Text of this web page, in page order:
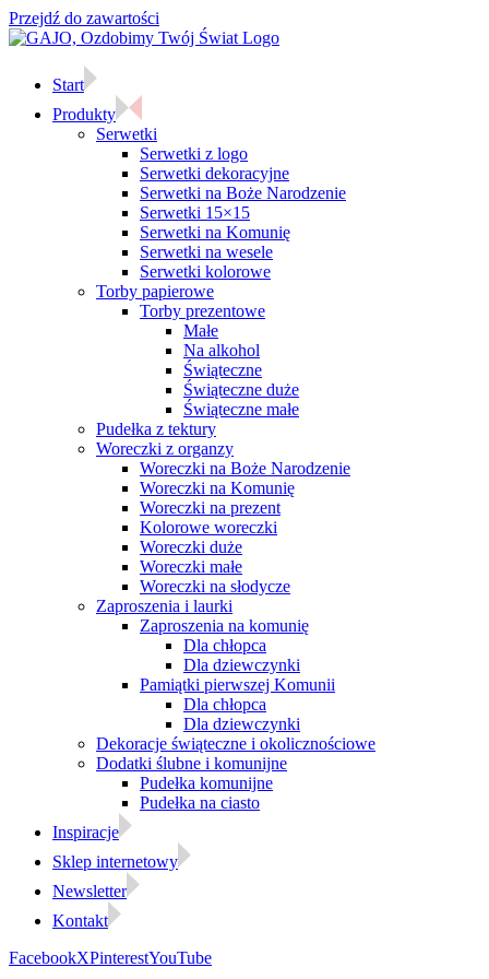
Przejdź do zawartości
Start
Produkty
Serwetki
Serwetki z logo
Serwetki dekoracyjne
Serwetki na Boże Narodzenie
Serwetki 15×15
Serwetki na Komunię
Serwetki na wesele
Serwetki kolorowe
Torby papierowe
Torby prezentowe
Małe
Na alkohol
Świąteczne
Świąteczne duże
Świąteczne małe
Pudełka z tektury
Woreczki z organzy
Woreczki na Boże Narodzenie
Woreczki na Komunię
Woreczki na prezent
Kolorowe woreczki
Woreczki duże
Woreczki małe
Woreczki na słodycze
Zaproszenia i laurki
Zaproszenia na komunię
Dla chłopca
Dla dziewczynki
Pamiątki pierwszej Komunii
Dla chłopca
Dla dziewczynki
Dekoracje świąteczne i okolicznościowe
Dodatki ślubne i komunijne
Pudełka komunijne
Pudełka na ciasto
Inspiracje
Sklep internetowy
Newsletter
Kontakt
FacebookXPinterestYouTube